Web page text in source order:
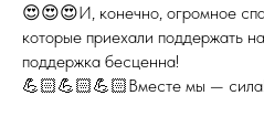
😍😍😍И, конечно, огромное
которые приехали поддержать
поддержка бесценна!
💪🏻💪🏻💪🏻Вместе мы — сила!